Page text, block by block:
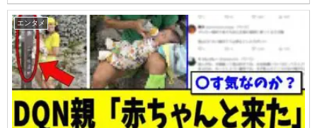
エンタメ